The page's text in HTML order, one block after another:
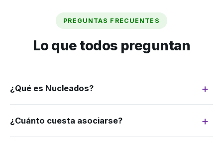
PREGUNTAS FRECUENTES
Lo que todos preguntan
¿Qué es Nucleados?
demanda de muchos productores para
negociar como si fuéramos uno solo. Más
¿Cuánto cuesta asociarse?